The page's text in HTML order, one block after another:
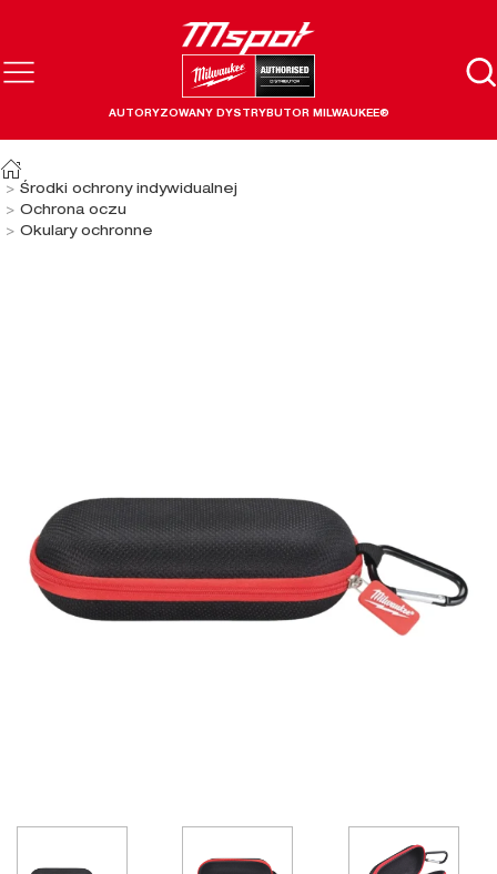
AUTORYZOWANY DYSTRYBUTOR MILWAUKEE®
Środki ochrony indywidualnej
Ochrona oczu
Okulary ochronne